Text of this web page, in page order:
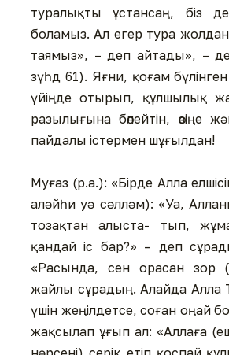
туралықты ұстансаң, біз
боламыз. Ал егер тура жолдан
таямыз», – деп айтады», –
зүһд 61). Яғни, қоғам бүлінген
үйіңде отырып, құлшылық
разылығына бөлейтін, өзіңе
пайдалы істермен шұғылдан!
Муғаз (р.а.): «Бірде Алла
аләйһи уә сәлләм): «Уа,
тозақтан алыста- тып,
қандай іс бар?» – деп
«Расында, сен орасан зор
жайлы сұрадың. Алайда Алла
үшін жеңілдетсе, соған оңай
жақсылап ұғып ал: «Аллаға